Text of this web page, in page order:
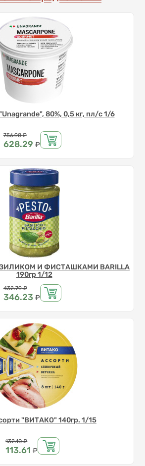
80%, 0,5 кг, пл/с 1/6
Цена
756.98 ₽
628.29 ₽
И ФИСТАШКАМИ BARILLA
190гр 1/12
Цена
432.79 ₽
346.23 ₽
"ВИТАКО" 140гр. 1/15
Цена
132.10 ₽
113.61 ₽